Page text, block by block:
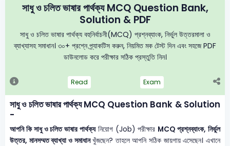
সাধু ও চলিত ভাষার পার্থক্য MCQ Question Bank,
Solution & PDF
সাধু ও চলিত ভাষার পার্থক্য বহুনির্বাচনী(MCQ) প্রশ্নব্যাংক, নির্ভুল উত্তরমালা ও
ব্যাখ্যাসহ সমাধান। ৩০+ প্রশ্নে প্র্যাকটিস করুন, নিয়মিত মক টেস্ট দিন এবং সহজে PDF
ডাউনলোড করে পরীক্ষার সঠিক প্রস্তুতি নিন।
Read Exam
সাধু ও চলিত ভাষার পার্থক্য MCQ Question Bank & Solution
-
আপনি কি সাধু ও চলিত ভাষার পার্থক্যনিয়োগ (Job) পরীক্ষার MCQ প্রশ্নব্যাংক, নির্ভুল
উত্তর, মানসম্মত ব্যাখ্যা ও সমাধানখুঁজছেন? তাহলে আপনি সঠিক জায়গায় এসেছেন। এখানে